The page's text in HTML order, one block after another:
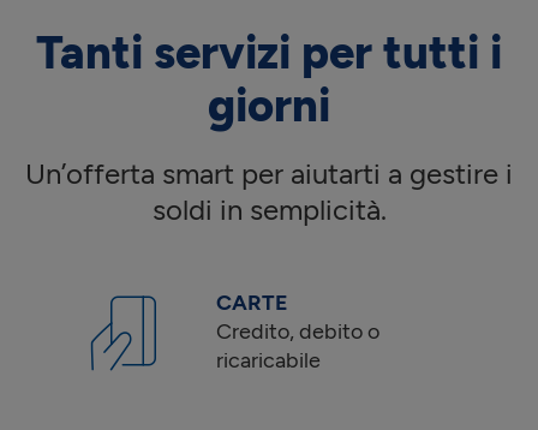
Tanti servizi per tutti i
giorni
Un’offerta smart per aiutarti a gestire i
soldi in semplicità.
CARTE
Credito, debito o
ricaricabile